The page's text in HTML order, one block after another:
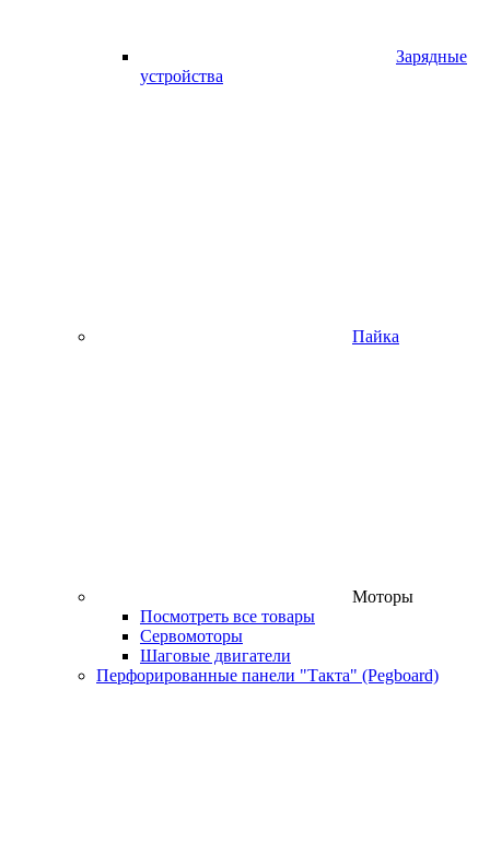
Зарядные
устройства
Пайка
Моторы
Посмотреть все товары
Сервомоторы
Шаговые двигатели
Перфорированные панели "Такта" (Pegboard)